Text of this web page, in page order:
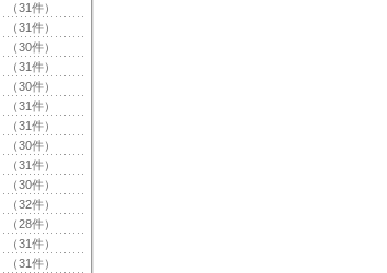
（31件）
（31件）
（30件）
（31件）
（30件）
（31件）
（31件）
（30件）
（31件）
（30件）
（32件）
（28件）
（31件）
（31件）